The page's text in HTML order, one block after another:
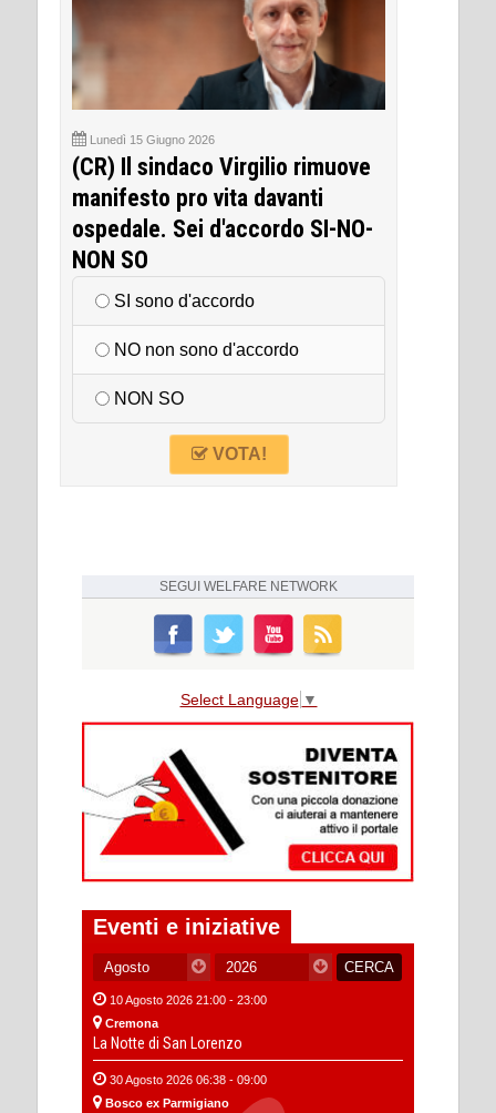
Lunedì 15 Giugno 2026
(CR) Il sindaco Virgilio rimuove
manifesto pro vita davanti
ospedale. Sei d'accordo SI-NO-
NON SO
SI sono d'accordo
NO non sono d'accordo
NON SO
VOTA!
SEGUI WELFARE NETWORK
Select Language ▼
Eventi e iniziative
10 Agosto 2026 21:00 - 23:00
Cremona
La Notte di San Lorenzo
30 Agosto 2026 06:38 - 09:00
Bosco ex Parmigiano